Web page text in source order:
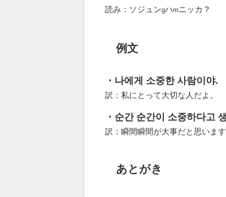
読み：ソジュンgハmニッカ？
例文
・나에게 소중한 사람이야.
訳：私にとって大切な人だよ。
・순간 순간이 소중하다고
訳：瞬間瞬間が大事だと思います
あとがき